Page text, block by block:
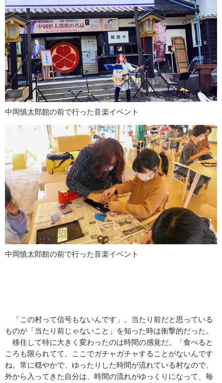
中岡慎太郎館の前で行った音楽イベント
中岡慎太郎館の前で行った音楽イベント
「この村って信号もないんです」。当たり前だと思っている
ものが「当たり前じゃないこと」を知った時は衝撃的だった。
移住して特に大きく変わったのは時間の感覚だ。「食べると
ころも限られてて、ここでガチャガチャすることがないんです
ね。常に穏やかで、ゆったりした時間が流れている村なので、
外から入ってきた自分は、時間の流れがゆっくりになって、毎